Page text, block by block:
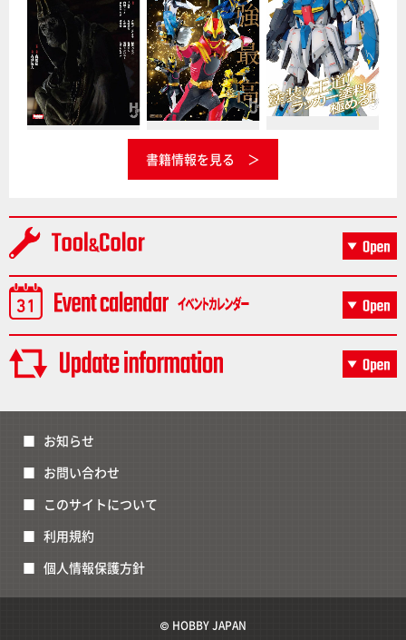
書籍情報を見る
お知らせ
お問い合わせ
このサイトについて
利用規約
個人情報保護方針
© HOBBY JAPAN